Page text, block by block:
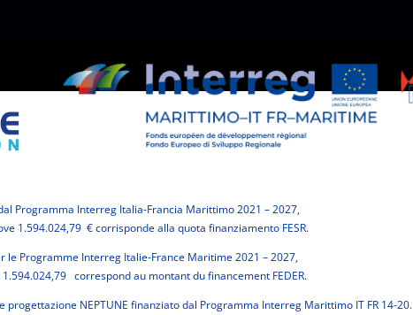
Programma Interreg Italia-Francia Marittimo 2021 – 2027,
1.594.024,79 € corrisponde alla quota finanziamento FESR.
le Programme Interreg Italie-France Maritime 2021 – 2027,
correspond au montant du financement FEDER.
progettazione NEPTUNE finanziato dal Programma Interreg Marittimo IT FR 14-20.